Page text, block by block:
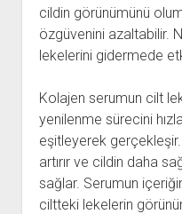
cildin görünümünü
özgüvenini azaltabilir.
lekelerini gidermede
Kolajen serumun cilt
yenilenme sürecini
eşitleyerek
artırır ve cildin daha
sağlar. Serumun
ciltteki lekelerin